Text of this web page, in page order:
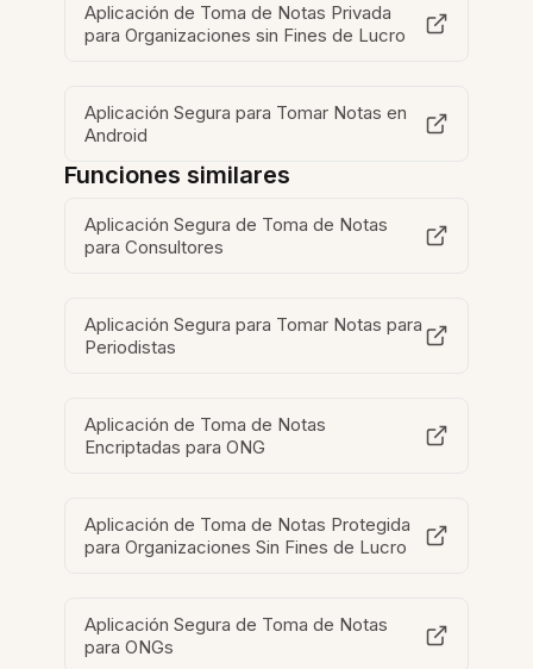
Aplicación de Toma de Notas Privada
para Organizaciones sin Fines de Lucro
Aplicación Segura para Tomar Notas en
Android
Funciones similares
Aplicación Segura de Toma de Notas
para Consultores
Aplicación Segura para Tomar Notas para
Periodistas
Aplicación de Toma de Notas
Encriptadas para ONG
Aplicación de Toma de Notas Protegida
para Organizaciones Sin Fines de Lucro
Aplicación Segura de Toma de Notas
para ONGs